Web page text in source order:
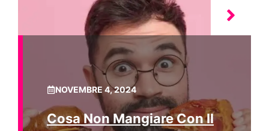
NOVEMBRE 4, 2024
Cosa Non Mangiare Con Il